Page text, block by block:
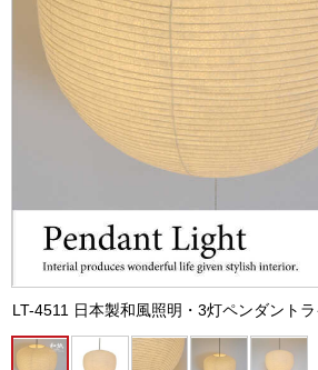
LT-4511 日本製和風照明・3灯ペンダントラ